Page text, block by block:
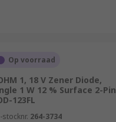
Op voorraad
1, 18 V Zener Diode,
1 W 12 % Surface 2-Pin
123FL
stocknr. 264-3734